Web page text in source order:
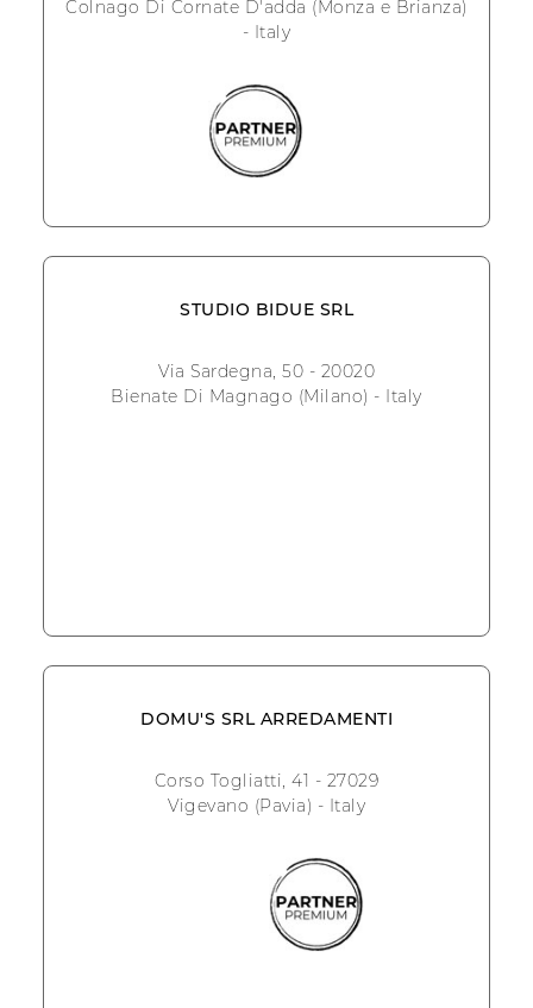
Colnago Di Cornate D'adda (Monza e Brianza)
- Italy
STUDIO BIDUE SRL
Via Sardegna, 50 - 20020
Bienate Di Magnago (Milano) - Italy
DOMU'S SRL ARREDAMENTI
Corso Togliatti, 41 - 27029
Vigevano (Pavia) - Italy